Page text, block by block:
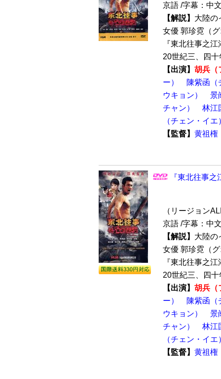
京語 /字幕：中
【解説】 大陸の
女優 郭珍霓（
『東北往事之
20世紀三、四
【出演】 胡兵（
ー）
陳紫函（
ウキョン）
景
チャン）
林江
（チェン・イエ
【監督】 黄祖権
『東北往事
（リージョン
京語 /字幕：中
【解説】 大陸の
女優 郭珍霓（
『東北往事之
20世紀三、四
【出演】 胡兵（
ー）
陳紫函（
ウキョン）
景
チャン）
林江
（チェン・イエ
【監督】 黄祖権